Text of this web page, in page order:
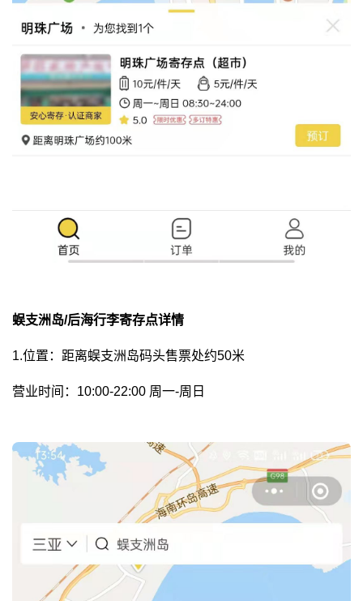
蜈支洲岛/后海行李寄存点详情
1.位置：距离蜈支洲岛码头售票处约50米
营业时间：10:00-22:00 周一-周日